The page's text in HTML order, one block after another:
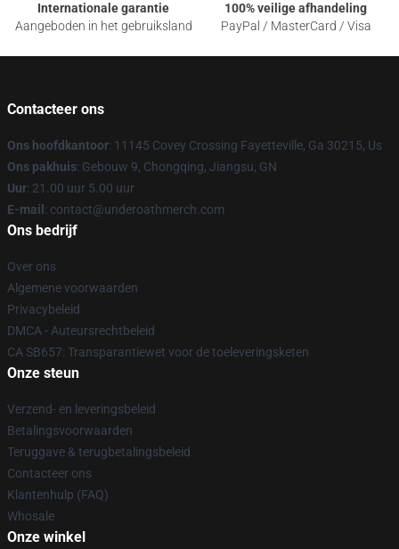
Internationale garantie
Aangeboden in het gebruiksland
100% veilige afhandeling
PayPal / MasterCard / Visa
Contacteer ons
Ons hoofdkantoor: 11145 Covey Crossing Fayetteville, Ga 30215, Us
Ons pakhuis: Gebouw 9, Chongqing, Jiangsu, GN
Uur: 21.00 uur 5.00 uur
E-mail : contact@underoathmerch.com
Ons bedrijf
Over ons
Algemene voorwaarden
Privacybeleid
DMCA - Auteursrechtbeleid
CA SB657: Transparantiewet voor de toeleveringsketen
Onze steun
Verzend- en leveringsbeleid
Betalingsvoorwaarden
Teruggave & terugbetalingsbeleid
Contacteer ons
Klantenhulp (FAQ)
Whosale
Onze winkel